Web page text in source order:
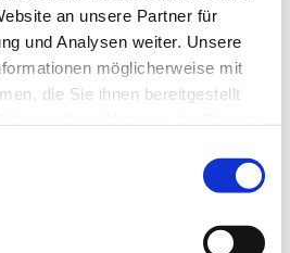
an unsere Partner für
und Analysen weiter. Unsere
möglicherweise mit
die Sie ihnen bereitgestellt
mit Themen, über
mal vorbei!